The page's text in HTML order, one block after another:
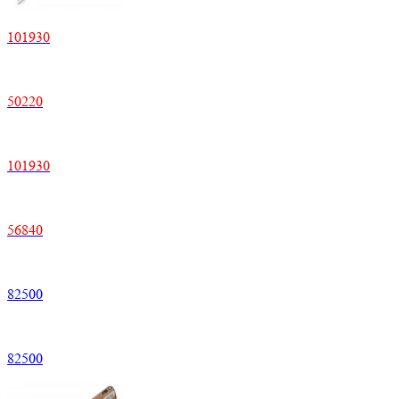
101930
50220
101930
56840
82500
82500